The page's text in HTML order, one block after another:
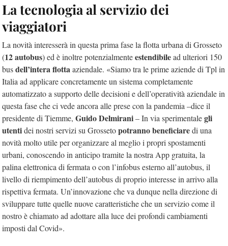
La tecnologia al servizio dei
viaggiatori
La novità interesserà in questa prima fase la flotta urbana di Grosseto
(12 autobus) ed è inoltre potenzialmenteestendibilead ulteriori 150
busdell’intera flottaaziendale. «Siamo tra le prime aziende di Tpl in
Italia ad applicare concretamente un sistema completamente
automatizzato a supporto delle decisioni e dell’operatività aziendale in
questa fase che ci vede ancora alle prese con la pandemia –dice il
presidente di Tiemme, Guido Delmirani– In via sperimentalegli
utentidei nostri servizi su Grossetopotranno beneficiaredi una
novità molto utile per organizzare al meglio i propri spostamenti
urbani, conoscendo in anticipo tramite la nostra App gratuita, la
palina elettronica di fermata o con l’infobus esterno all’autobus, il
livello di riempimento dell’autobus di proprio interesse in arrivo alla
rispettiva fermata. Un’innovazione che va dunque nella direzione di
sviluppare tutte quelle nuove caratteristiche che un servizio come il
nostro è chiamato ad adottare alla luce dei profondi cambiamenti
imposti dal Covid».